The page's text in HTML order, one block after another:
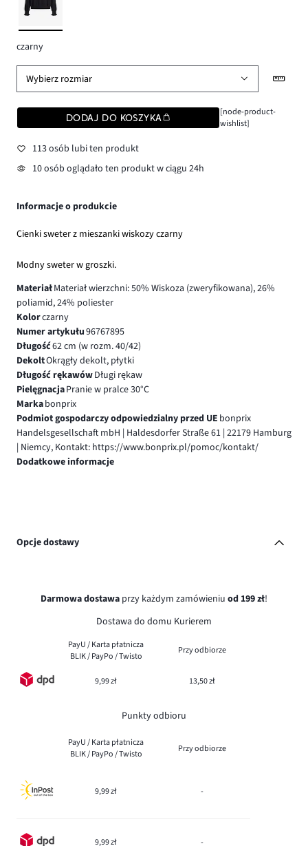
czarny
Wybierz rozmiar
DODAJ DO KOSZYKA
[node-product-
wishlist]
113 osób lubi ten produkt
10 osób oglądało ten produkt w ciągu 24h
Informacje o produkcie
Cienki sweter z mieszanki wiskozy czarny
Modny sweter w groszki.
MateriałMateriał wierzchni: 50% Wiskoza (zweryfikowana), 26%
poliamid, 24% poliester
Kolorczarny
Numer artykułu96767895
Długość62 cm (w rozm. 40/42)
DekoltOkrągły dekolt, płytki
Długość rękawówDługi rękaw
PielęgnacjaPranie w pralce 30°C
Markabonprix
Podmiot gospodarczy odpowiedzialny przed UE bonprix
Handelsgesellschaft mbH | Haldesdorfer Straße 61 | 22179 Hamburg
| Niemcy, Kontakt: https://www.bonprix.pl/pomoc/kontakt/
Dodatkowe informacje
Opcje dostawy
Darmowa dostawa przy każdym zamówieniu od 199 zł!
Dostawa do domu Kurierem
PayU / Karta płatnicza
BLIK / PayPo / Twisto
Przy odbiorze
9,99 zł 13,50 zł
Punkty odbioru
PayU / Karta płatnicza
BLIK / PayPo / Twisto
Przy odbiorze
9,99 zł -
9,99 zł -